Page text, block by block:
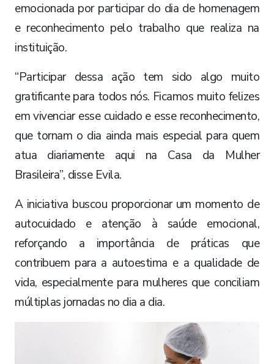
emocionada por participar do dia de homenagem
e reconhecimento pelo trabalho que realiza na
instituição.
“Participar dessa ação tem sido algo muito
gratificante para todos nós. Ficamos muito felizes
em vivenciar esse cuidado e esse reconhecimento,
que tornam o dia ainda mais especial para quem
atua diariamente aqui na Casa da Mulher
Brasileira”, disse Evila.
A iniciativa buscou proporcionar um momento de
autocuidado e atenção à saúde emocional,
reforçando a importância de práticas que
contribuem para a autoestima e a qualidade de
vida, especialmente para mulheres que conciliam
múltiplas jornadas no dia a dia.